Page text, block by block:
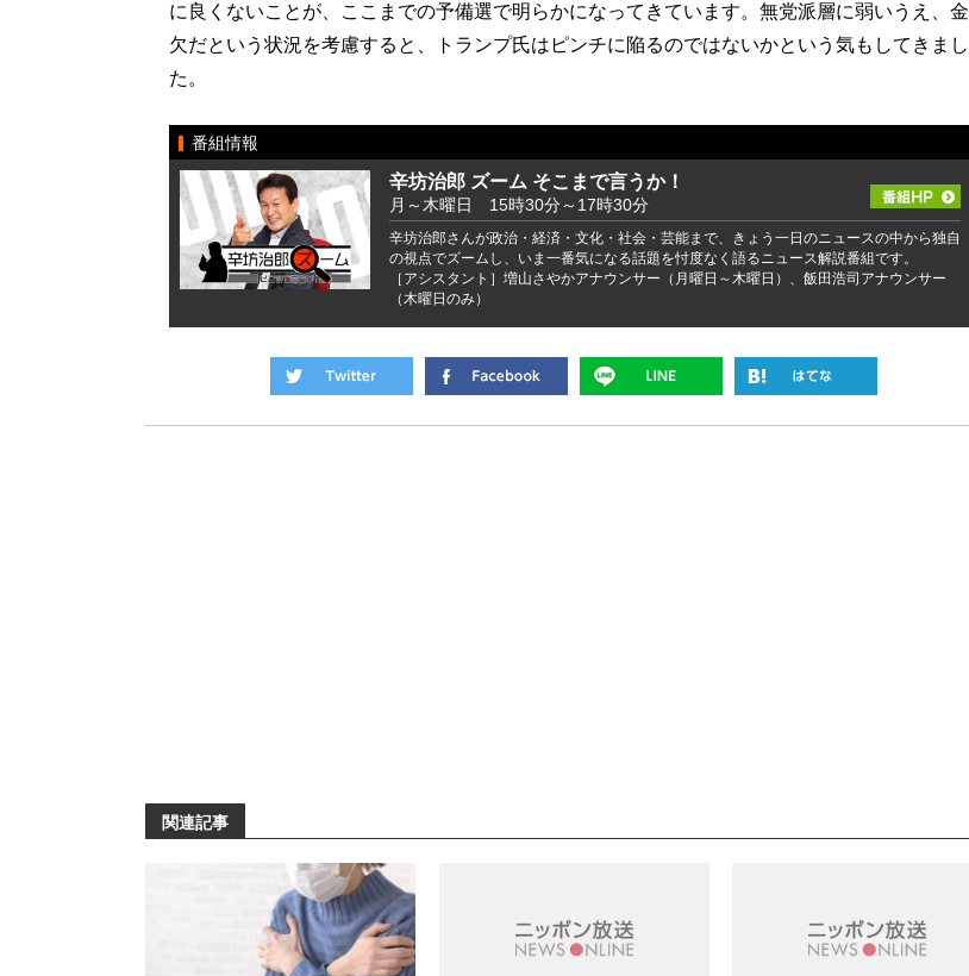
に良くないことが、ここまでの予備選で明らかになってきています。無党派層に弱いうえ、金
欠だという状況を考慮すると、トランプ氏はピンチに陥るのではないかという気もしてきまし
た。
番組情報
辛坊治郎 ズーム そこまで言うか！
月～木曜日 15時30分～17時30分
辛坊治郎さんが政治・経済・文化・社会・芸能まで、きょう一日のニュースの中から独自
の視点でズームし、いま一番気になる話題を忖度なく語るニュース解説番組です。
［アシスタント］増山さやかアナウンサー（月曜日～木曜日）、飯田浩司アナウンサー
（木曜日のみ）
関連記事